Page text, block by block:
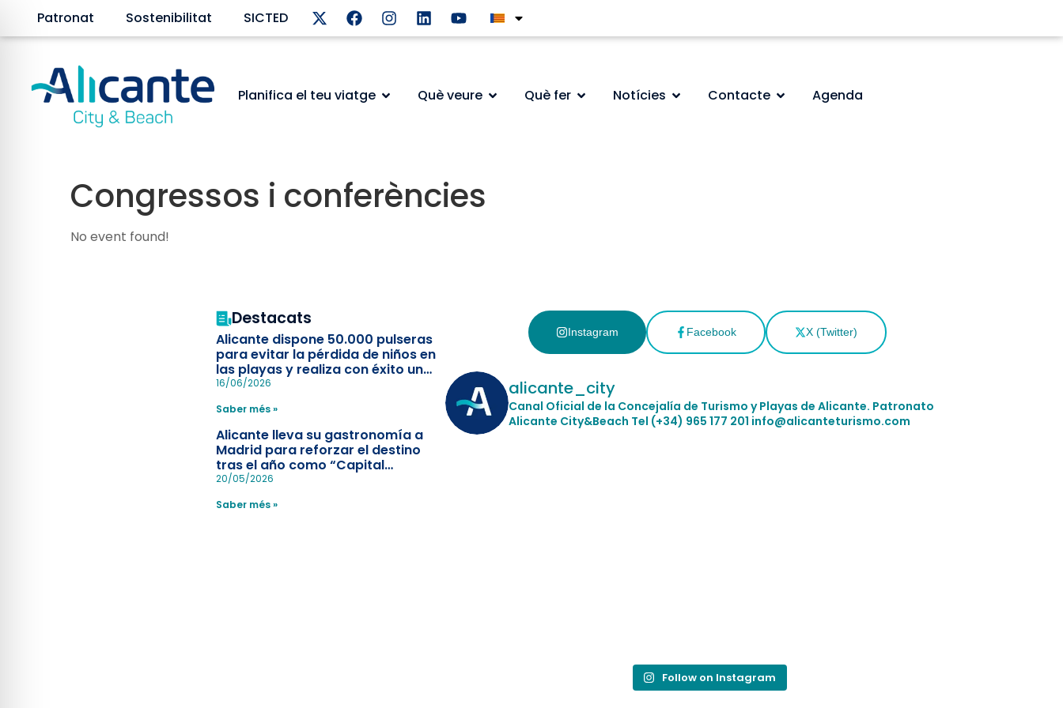
Patronat Sostenibilitat SICTED
Planifica el teu viatge Què veure Què fer Notícies Contacte Agenda
Congressos i conferències
No event found!
Destacats
Alicante dispone 50.000 pulseras
para evitar la pérdida de niños en
las playas y realiza con éxito un
simulacro de socorrismo
16/06/2026
Saber més »
Alicante lleva su gastronomía a
Madrid para reforzar el destino
tras el año como “Capital
Española”
20/05/2026
Saber més »
Instagram Facebook X (Twitter)
alicante_city
Canal Oficial de la Concejalía de Turismo y Playas de Alicante. Patronato
Alicante City&Beach Tel (+34) 965 177 201 info@alicanteturismo.com
Follow on Instagram